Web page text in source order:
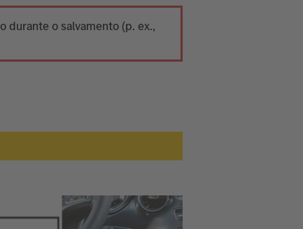
durante o salvamento (p. ex.,